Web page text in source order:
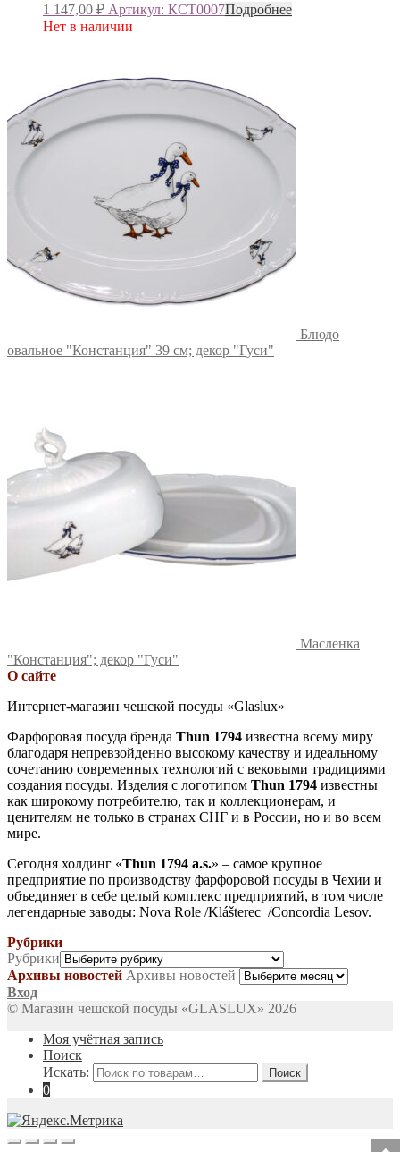
1 147,00 ₽ Артикул: КСТ0007Подробнее
Нет в наличии
Блюдо
овальное "Констанция" 39 см; декор "Гуси"
Масленка
"Констанция"; декор "Гуси"
О сайте
Интернет-магазин чешской посуды «Glaslux»
Фарфоровая посуда бренда Thun 1794 известна всему миру
благодаря непревзойденно высокому качеству и идеальному
сочетанию современных технологий с вековыми традициями
создания посуды. Изделия с логотипом Thun 1794 известны
как широкому потребителю, так и коллекционерам, и
ценителям не только в странах СНГ и в России, но и во всем
мире.
Сегодня холдинг «Thun 1794 a.s.» – самое крупное
предприятие по производству фарфоровой посуды в Чехии и
объединяет в себе целый комплекс предприятий, в том числе
легендарные заводы: Nova Role /Klášterec /Concordia Lesov.
Рубрики
Рубрики
Архивы новостей Архивы новостей
Вход
© Магазин чешской посуды «GLASLUX» 2026
Моя учётная запись
Поиск
Искать:
Поиск
0